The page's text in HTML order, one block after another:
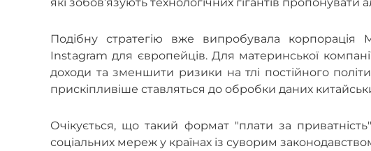
Подібну стратегію вже випробувала корпорація
Instagram для європейців. Для материнської
доходи та зменшити ризики на тлі постійного
прискіпливіше ставляться до обробки даних
Очікується, що такий формат "плати за
соціальних мереж у країнах із суворим